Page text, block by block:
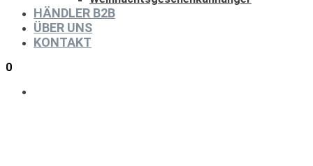
HÄNDLER B2B
ÜBER UNS
KONTAKT
0